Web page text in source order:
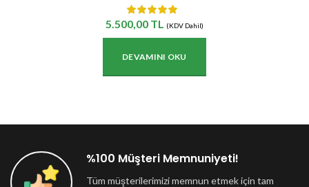
5.500,00 TL (KDV Dahil)
DEVAMINI OKU
%100 Müşteri Memnuniyeti!
Tüm müşterilerimizi memnun etmek için tam